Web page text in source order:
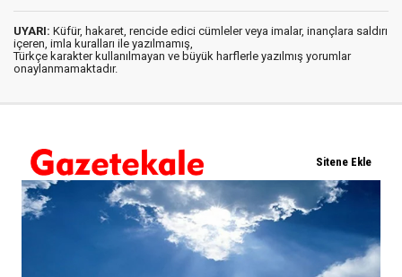
UYARI: Küfür, hakaret, rencide edici cümleler veya imalar, inançlara saldırı
içeren, imla kuralları ile yazılmamış,
Türkçe karakter kullanılmayan ve büyük harflerle yazılmış yorumlar
onaylanmamaktadır.